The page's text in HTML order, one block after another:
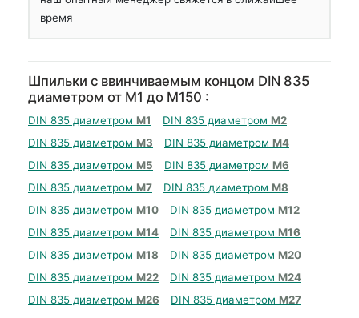
время
Шпильки с ввинчиваемым концом DIN 835
диаметром от М1 до М150 :
DIN 835 диаметром М1 DIN 835 диаметром М2
DIN 835 диаметром М3 DIN 835 диаметром М4
DIN 835 диаметром М5 DIN 835 диаметром М6
DIN 835 диаметром М7 DIN 835 диаметром М8
DIN 835 диаметром М10 DIN 835 диаметром М12
DIN 835 диаметром М14 DIN 835 диаметром М16
DIN 835 диаметром М18 DIN 835 диаметром М20
DIN 835 диаметром М22 DIN 835 диаметром М24
DIN 835 диаметром М26 DIN 835 диаметром М27